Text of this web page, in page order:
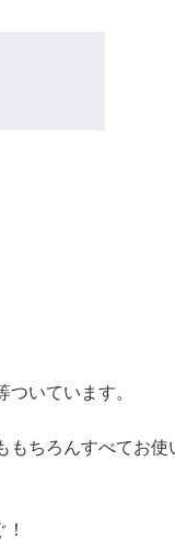
いています。
もちろんすべてお使